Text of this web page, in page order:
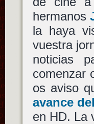
hermanos
la haya
vuestra
noticias
comenzar
os aviso
avance
en HD. La